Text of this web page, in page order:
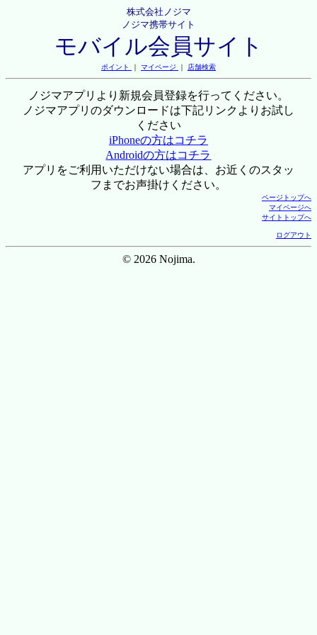
株式会社ノジマ
ノジマ携帯サイト
モバイル会員サイト
ポイント ｜ マイページ ｜ 店舗検索
ノジマアプリより新規会員登録を行ってください。
ノジマアプリのダウンロードは下記リンクよりお試し
ください
iPhoneの方はコチラ
Androidの方はコチラ
アプリをご利用いただけない場合は、お近くのスタッ
フまでお声掛けください。
ページトップへ
マイページへ
サイトトップへ
ログアウト
© 2026 Nojima.